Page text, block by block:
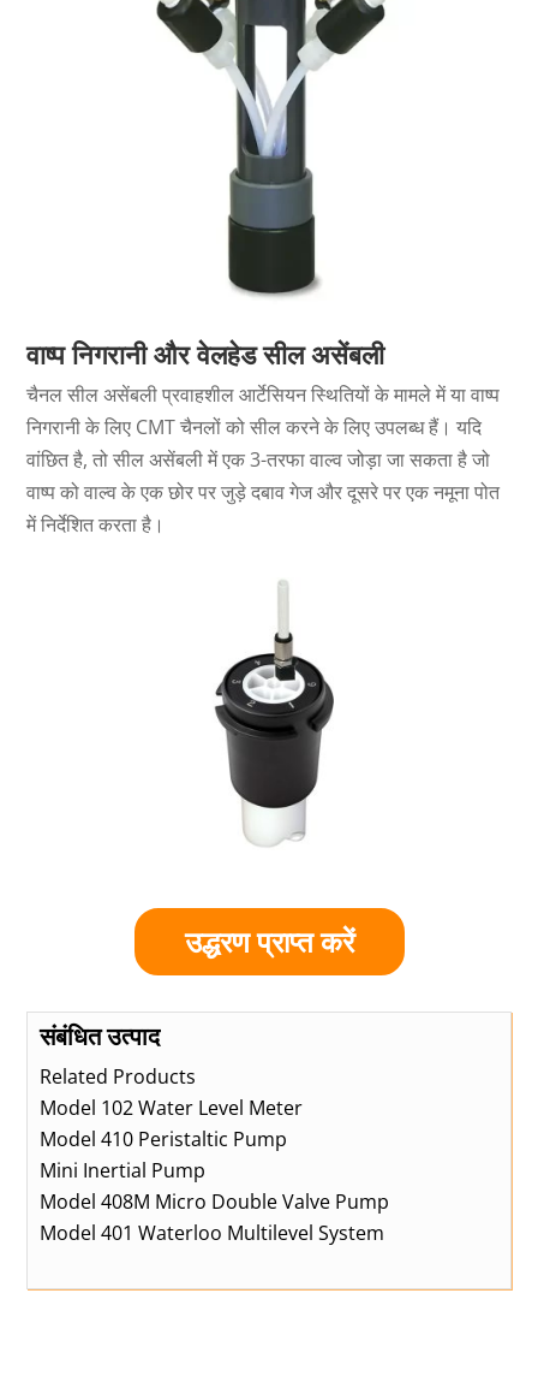
वाष्प निगरानी और वेलहेड सील असेंबली
चैनल सील असेंबली प्रवाहशील आर्टेसियन स्थितियों के मामले में या वाष्प
निगरानी के लिए CMT चैनलों को सील करने के लिए उपलब्ध हैं। यदि
वांछित है, तो सील असेंबली में एक 3-तरफा वाल्व जोड़ा जा सकता है जो
वाष्प को वाल्व के एक छोर पर जुड़े दबाव गेज और दूसरे पर एक नमूना पोत
में निर्देशित करता है।
उद्धरण प्राप्त करें
संबंधित उत्पाद
Related Products
Model 102 Water Level Meter
Model 410 Peristaltic Pump
Mini Inertial Pump
Model 408M Micro Double Valve Pump
Model 401 Waterloo Multilevel System